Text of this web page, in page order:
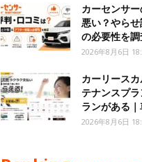
カーセンサ
悪い？やら
の必要性を調
2026年8月6日
カーリース
テナンスプ
ランがある
2026年8月6日